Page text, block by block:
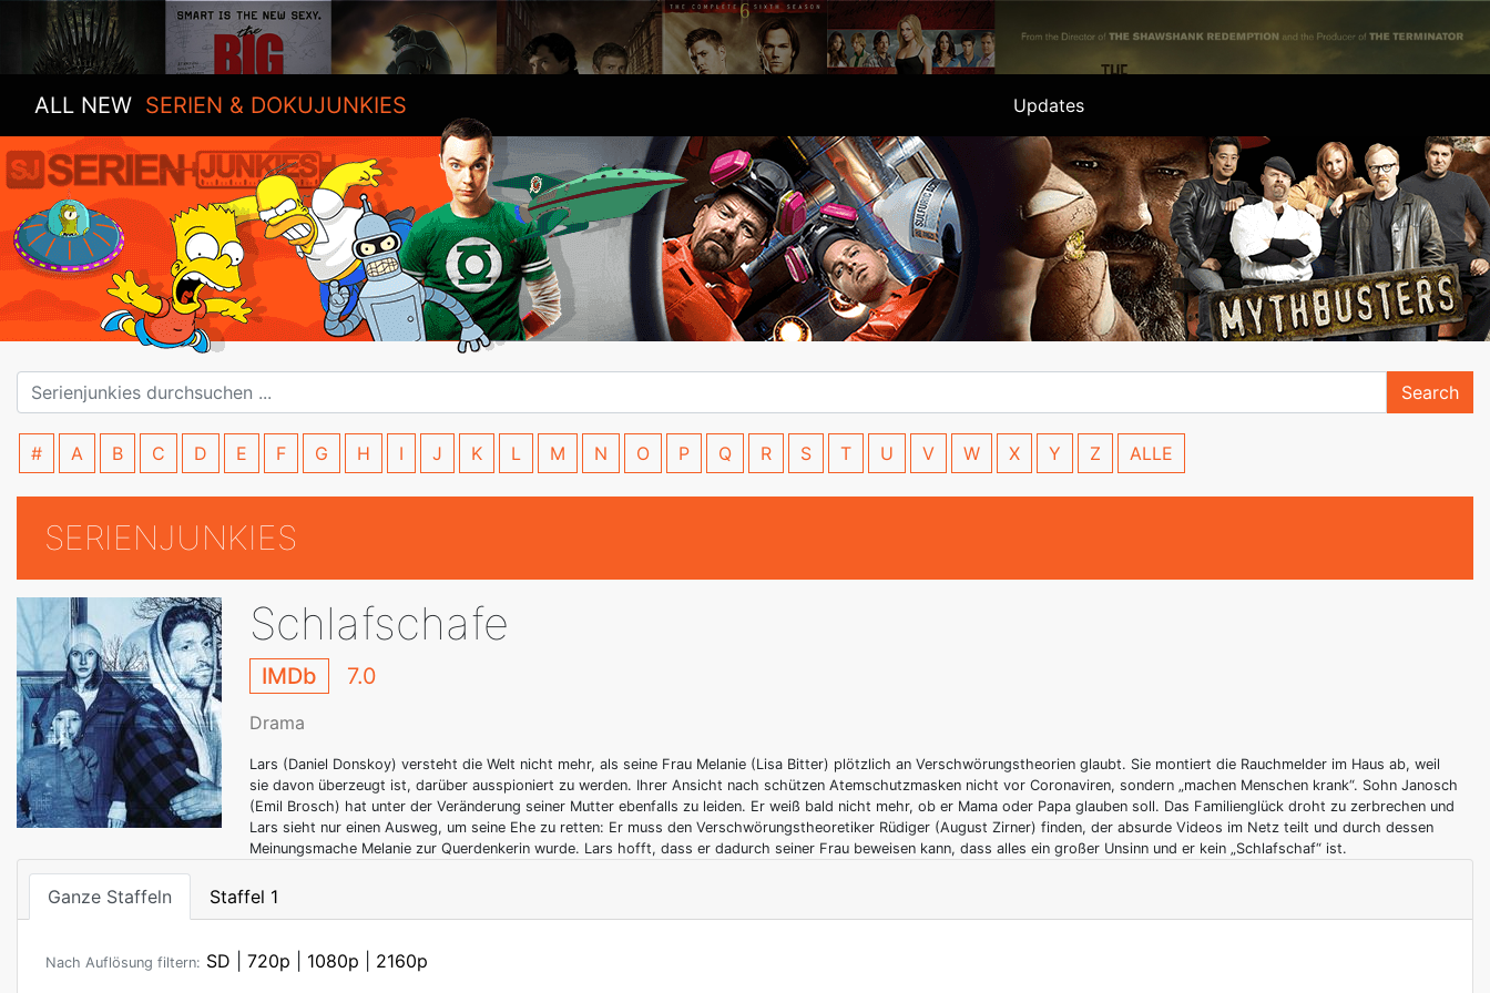
ALL NEW SERIEN & DOKUJUNKIES Updates
Search
# A B C D E F G H I J K L M N O P Q R S T U V W X Y Z ALLE
SERIENJUNKIES
Schlafschafe
IMDb 7.0
Drama
Lars (Daniel Donskoy) versteht die Welt nicht mehr, als seine Frau Melanie (Lisa Bitter) plötzlich an Verschwörungstheorien glaubt. Sie montiert die Rauchmelder im Haus ab, weil
sie davon überzeugt ist, darüber ausspioniert zu werden. Ihrer Ansicht nach schützen Atemschutzmasken nicht vor Coronaviren, sondern „machen Menschen krank“. Sohn Janosch
(Emil Brosch) hat unter der Veränderung seiner Mutter ebenfalls zu leiden. Er weiß bald nicht mehr, ob er Mama oder Papa glauben soll. Das Familienglück droht zu zerbrechen und
Lars sieht nur einen Ausweg, um seine Ehe zu retten: Er muss den Verschwörungstheoretiker Rüdiger (August Zirner) finden, der absurde Videos im Netz teilt und durch dessen
Meinungsmache Melanie zur Querdenkerin wurde. Lars hofft, dass er dadurch seiner Frau beweisen kann, dass alles ein großer Unsinn und er kein „Schlafschaf“ ist.
Ganze Staffeln Staffel 1
Nach Auflösung filtern: SD 720p 1080p 2160p